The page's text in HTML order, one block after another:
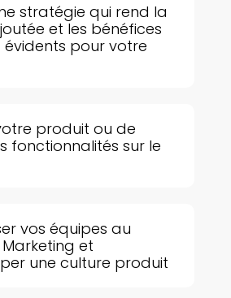
stratégie qui rend la
et les bénéfices
pour votre
produit ou de
fonctionnalités sur le
vos équipes au
et
une culture produit